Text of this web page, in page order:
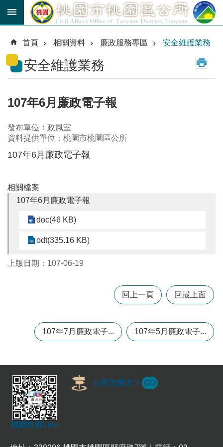
跳到主要內容區塊
育
貼
公
路
線
市
民
階
搜
尋
區
便
民
資
訊
機
通
首頁 相關資料 廉政服務專區 安全維護業務
安全維護業務
107年6月廉政電子報
發布單位：政風室
資料提供單位：桃園市桃園區公所
107年6月廉政電子報
相關檔案
107年6月廉政電子報
doc(46 KB)
odt(335.16 KB)
上版日期：107-06-19
回上一頁 回最上面
107年7月廉政電子... 107年5月廉政電子...
桃園市府Line
公所怎麼去？ GO